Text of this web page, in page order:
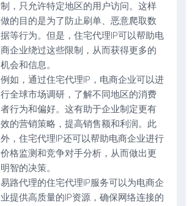
制，只允许特定地区的用户访问。这样
做的目的是为了防止刷单、恶意爬取数
据等行为。但是，住宅代理IP可以帮助电
商企业绕过这些限制，从而获得更多的
机会和信息。
例如，通过住宅代理IP，电商企业可以进
行全球市场调研，了解不同地区的消费
者行为和偏好。这有助于企业制定更有
效的营销策略，提高销售额和利润。此
外，住宅代理IP还可以帮助电商企业进行
价格监测和竞争对手分析，从而做出更
明智的决策。
易路代理的住宅代理IP服务可以为电商企
业提供高质量的IP资源，确保网络连接的